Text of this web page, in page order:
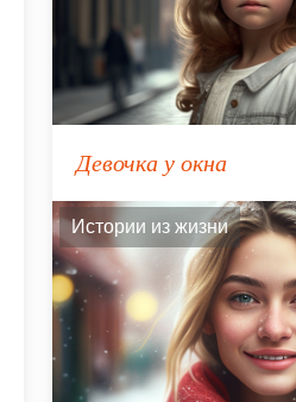
Девочка у окна
Истории из жизни